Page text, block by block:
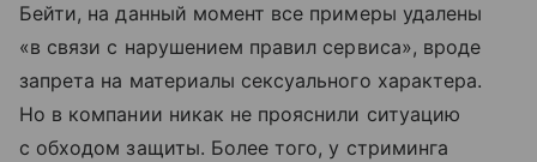
Бейти, на данный момент все примеры удалены
«в связи с нарушением правил сервиса», вроде
запрета на материалы сексуального характера.
Но в компании никак не прояснили ситуацию
с обходом защиты. Более того, у стриминга